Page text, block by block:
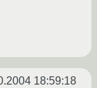
18:59:18